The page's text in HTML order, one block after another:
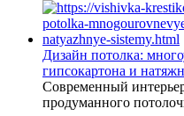
Дизайн потолка:
гипсокартона и
Современный
продуманного